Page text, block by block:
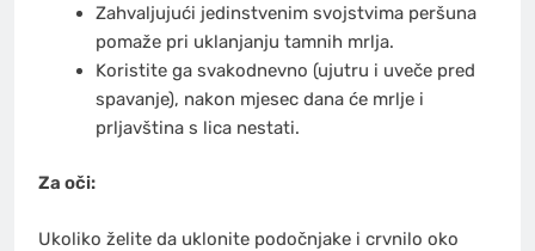
Zahvaljujući jedinstvenim svojstvima peršuna
pomaže pri uklanjanju tamnih mrlja.
Koristite ga svakodnevno (ujutru i uveče pred
spavanje), nakon mjesec dana će mrlje i
prljavština s lica nestati.
Za oči:
Ukoliko želite da uklonite podočnjake i crvnilo oko